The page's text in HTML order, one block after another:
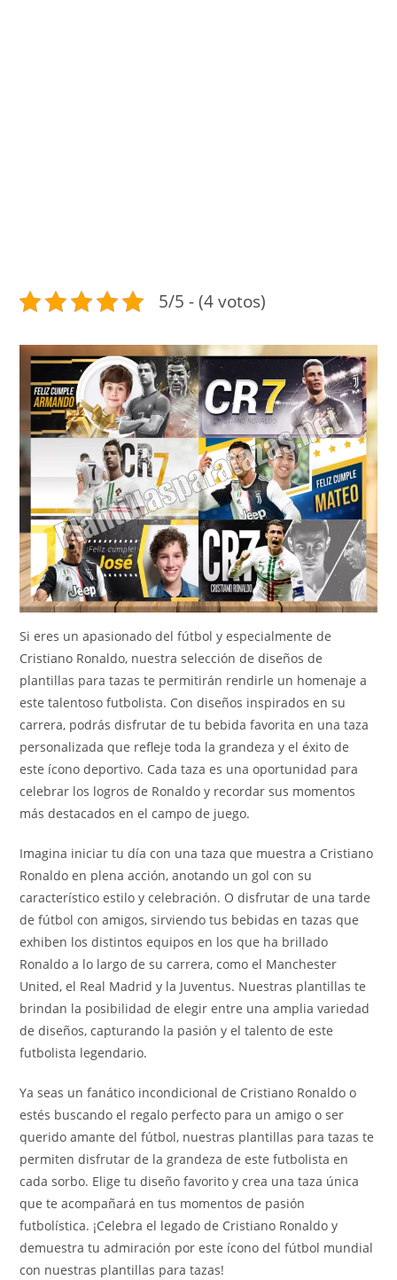
5/5 - (4 votos)
Si eres un apasionado del fútbol y especialmente de
Cristiano Ronaldo, nuestra selección de diseños de
plantillas para tazas te permitirán rendirle un homenaje a
este talentoso futbolista. Con diseños inspirados en su
carrera, podrás disfrutar de tu bebida favorita en una taza
personalizada que refleje toda la grandeza y el éxito de
este ícono deportivo. Cada taza es una oportunidad para
celebrar los logros de Ronaldo y recordar sus momentos
más destacados en el campo de juego.
Imagina iniciar tu día con una taza que muestra a Cristiano
Ronaldo en plena acción, anotando un gol con su
característico estilo y celebración. O disfrutar de una tarde
de fútbol con amigos, sirviendo tus bebidas en tazas que
exhiben los distintos equipos en los que ha brillado
Ronaldo a lo largo de su carrera, como el Manchester
United, el Real Madrid y la Juventus. Nuestras plantillas te
brindan la posibilidad de elegir entre una amplia variedad
de diseños, capturando la pasión y el talento de este
futbolista legendario.
Ya seas un fanático incondicional de Cristiano Ronaldo o
estés buscando el regalo perfecto para un amigo o ser
querido amante del fútbol, nuestras plantillas para tazas te
permiten disfrutar de la grandeza de este futbolista en
cada sorbo. Elige tu diseño favorito y crea una taza única
que te acompañará en tus momentos de pasión
futbolística. ¡Celebra el legado de Cristiano Ronaldo y
demuestra tu admiración por este ícono del fútbol mundial
con nuestras plantillas para tazas!